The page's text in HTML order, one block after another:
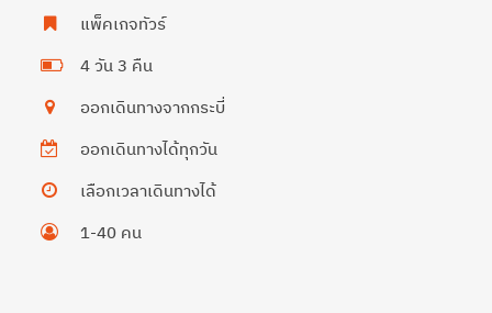
แพ็คเกจทัวร์
4 วัน 3 คืน
ออกเดินทางจากกระบี่
ออกเดินทางได้ทุกวัน
เลือกเวลาเดินทางได้
1-40 คน